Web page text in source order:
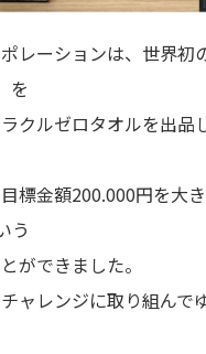
レーションは、世界初
を
クルゼロタオルを出品
標金額200.000円を大き
う
ができました。
ャレンジに取り組んで